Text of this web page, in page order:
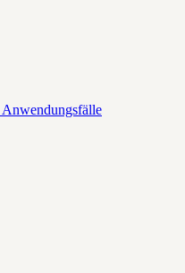
Anwendungsfälle